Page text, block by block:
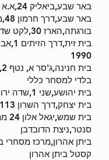
באר שבע,ביאליק 24,א.א קבוצת האחים
באר שבע,דרך חרמון 48,מ.יוחננוף
בורגתה,הארז 30,לקט שדה
בית
1990
בלדי למסחר כללי
בית יהושע,שני 1,שדה ירוק ירקות אורגנים
בית יצחק,דרך השרון 113,הגינה האורגנית
בית
סנטר,ניצת הדובדבן
ביתן אהרון,מרכז
קסטל ביתן אהרון